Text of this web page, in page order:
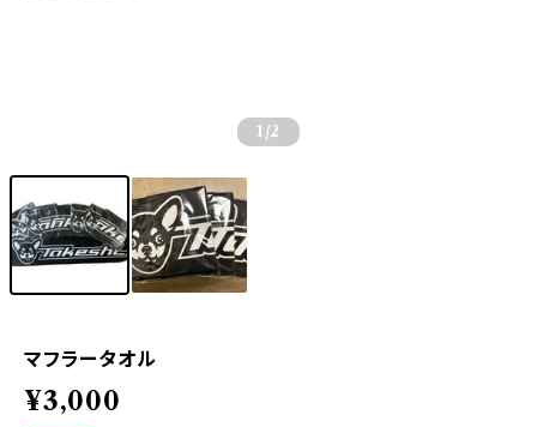
1 /2
マフラータオル
¥3,000